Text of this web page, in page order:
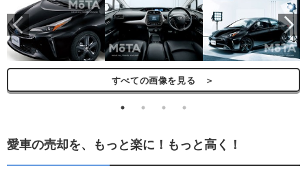
すべての画像を見る ＞
愛車の売却を、もっと楽に！もっと高く！